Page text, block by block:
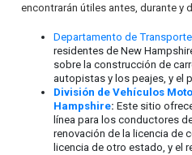
encontrarán útiles antes, durante y
Departamento de
residentes de New
sobre la construcción de
autopistas y los peajes, y el
División de Vehículos
Hampshire: Este sitio
línea para los conductores
renovación de la licencia de
licencia de otro estado, y el